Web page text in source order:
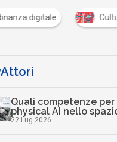
digitale
Quali competenze
physical AI nello
22 Lug 2026